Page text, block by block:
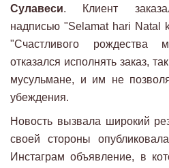
Сулавеси. Клиент
надписью "Selamat hari Natal
"Счастливого рождества
отказался исполнять заказ,
мусульмане, и им не
убеждения.
Новость вызвала широкий
своей стороны
Инстаграм объявление, в